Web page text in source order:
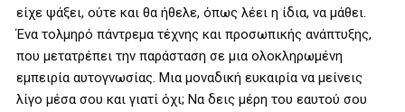
είχε ψάξει, ούτε και θα ήθελε, όπως λέει η ίδια, να μάθει.
Ένα τολμηρό πάντρεμα τέχνης και προσωπικής ανάπτυξης,
που μετατρέπει την παράσταση σε μια ολοκληρωμένη
εμπειρία αυτογνωσίας. Μια μοναδική ευκαιρία να μείνεις
λίγο μέσα σου και γιατί όχι; Να δεις μέρη του εαυτού σου